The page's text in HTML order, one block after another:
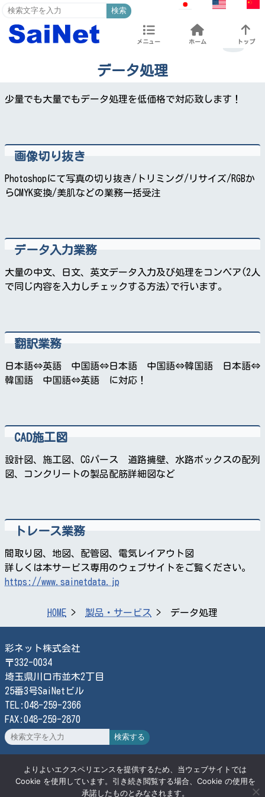
検索
メニュー ホーム トップ
データ処理
少量でも大量でもデータ処理を低価格で対応致します！
画像切り抜き
Photoshopにて写真の切り抜き/トリミング/リサイズ/RGBか
らCMYK変換/美肌などの業務一括受注
データ入力業務
大量の中文、日文、英文データ入力及び処理をコンペア(2人
で同じ内容を入力しチェックする方法)で行います。
翻訳業務
日本語⇔英語 中国語⇔日本語 中国語⇔韓国語 日本語⇔
韓国語 中国語⇔英語 に対応！
CAD施工図
設計図、施工図、CGパース 道路擁壁、水路ボックスの配列
図、コンクリートの製品配筋詳細図など
トレース業務
間取り図、地図、配管図、電気レイアウト図
詳しくは本サービス専用のウェブサイトをご覧ください。
https://www.sainetdata.jp
HOME 製品・サービス データ処理
彩ネット株式会社
〒332-0034
埼玉県川口市並木2丁目
25番3号SaiNetビル
TEL:048-259-2366
FAX:048-259-2870
検索する
© SaiNet Corporation
よりよいエクスペリエンスを提供するため、当ウェブサイトでは
Cookie を使用しています。引き続き閲覧する場合、Cookie の使用を
承諾したものとみなされます。